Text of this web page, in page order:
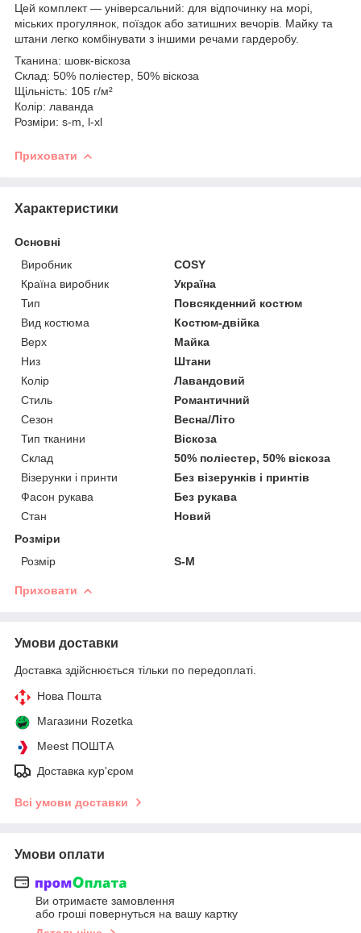
Цей комплект — універсальний: для відпочинку на морі,
міських прогулянок, поїздок або затишних вечорів. Майку та
штани легко комбінувати з іншими речами гардеробу.
Тканина: шовк-віскоза
Склад: 50% поліестер, 50% віскоза
Щільність: 105 г/м²
Колір: лаванда
Розміри: s-m, l-xl
Приховати
Характеристики
Основні
Виробник
COSY
Країна виробник
Україна
Тип
Повсякденний костюм
Вид костюма
Костюм-двійка
Верх
Майка
Низ
Штани
Колір
Лавандовий
Стиль
Романтичний
Сезон
Весна/Літо
Тип тканини
Віскоза
Склад
50% поліестер, 50% віскоза
Візерунки і принти
Без візерунків і принтів
Фасон рукава
Без рукава
Стан
Новий
Розміри
Розмір
S-M
Приховати
Умови доставки
Доставка здійснюється тільки по передоплаті.
Нова Пошта
Магазини Rozetka
Meest ПОШТА
Доставка кур'єром
Всі умови доставки
Умови оплати
Ви отримаєте замовлення
або гроші повернуться на вашу картку